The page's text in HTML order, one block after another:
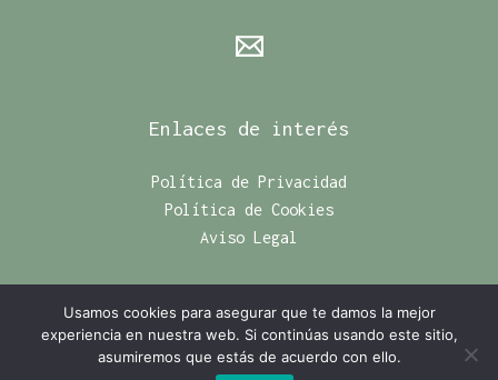
Enlaces de interés
Política de Privacidad
Política de Cookies
Aviso Legal
Copyright © 2024 | INFORMÁTICA ASG
Usamos cookies para asegurar que te damos la mejor
experiencia en nuestra web. Si continúas usando este sitio,
asumiremos que estás de acuerdo con ello.